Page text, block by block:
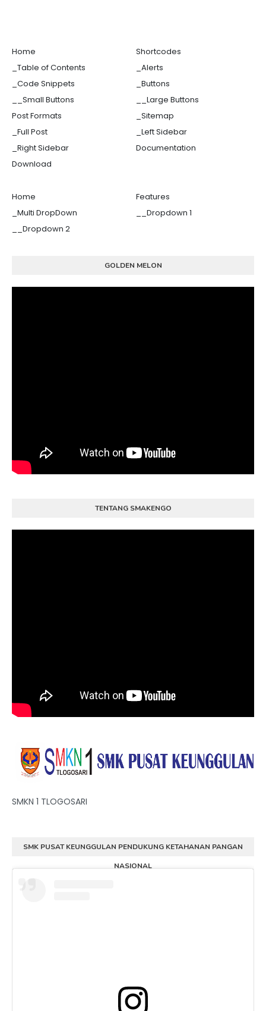
Home
Shortcodes
_Table of Contents
_Alerts
_Code Snippets
_Buttons
__Small Buttons
__Large Buttons
Post Formats
_Sitemap
_Full Post
_Left Sidebar
_Right Sidebar
Documentation
Download
Home
Features
_Multi DropDown
__Dropdown 1
__Dropdown 2
GOLDEN MELON
TENTANG SMAKENGO
SMKN 1 TLOGOSARI
SMK PUSAT KEUNGGULAN PENDUKUNG KETAHANAN PANGAN
NASIONAL